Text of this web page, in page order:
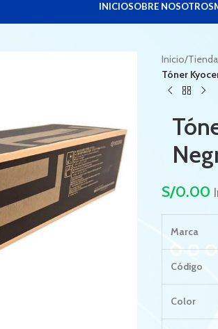
INICIOSOBRE NOSOTROS
Inicio/Tienda
Tóner
S/0.00
Marca
Código
Color